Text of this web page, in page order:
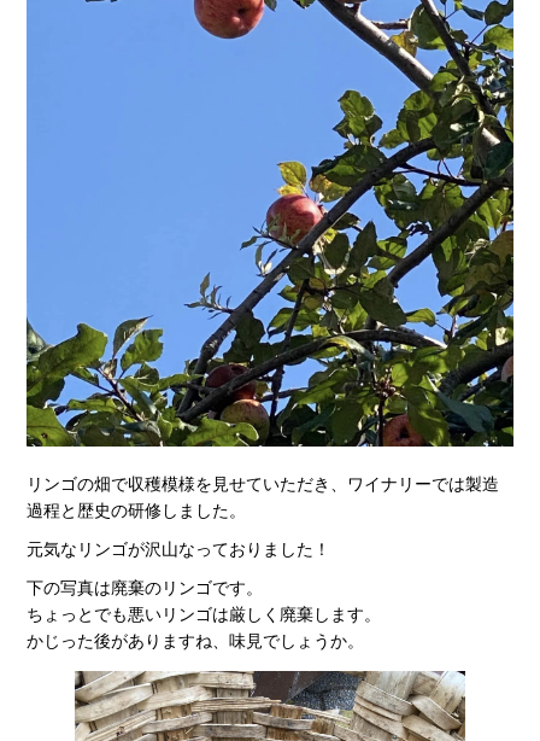
リンゴの畑で収穫模様を見せていただき、ワイナリーでは製造
過程と歴史の研修しました。
元気なリンゴが沢山なっておりました！
下の写真は廃棄のリンゴです。
ちょっとでも悪いリンゴは厳しく廃棄します。
かじった後がありますね、味見でしょうか。